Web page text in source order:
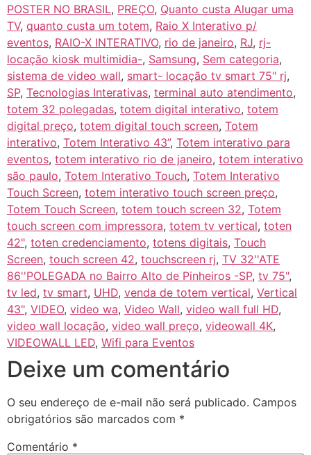
POSTER NO BRASIL, PREÇO, Quanto custa Alugar uma
TV, quanto custa um totem, Raio X Interativo p/
eventos, RAIO-X INTERATIVO, rio de janeiro, RJ, rj-
locação kiosk multimidia-, Samsung, Sem categoria,
sistema de video wall, smart- locação tv smart 75" rj,
SP, Tecnologias Interativas, terminal auto atendimento,
totem 32 polegadas, totem digital interativo, totem
digital preço, totem digital touch screen, Totem
interativo, Totem Interativo 43”, Totem interativo para
eventos, totem interativo rio de janeiro, totem interativo
são paulo, Totem Interativo Touch, Totem Interativo
Touch Screen, totem interativo touch screen preço,
Totem Touch Screen, totem touch screen 32, Totem
touch screen com impressora, totem tv vertical, toten
42", toten credenciamento, totens digitais, Touch
Screen, touch screen 42, touchscreen rj, TV 32''ATE
86''POLEGADA no Bairro‎ Alto de Pinheiros‎ -SP, tv 75",
tv led, tv smart, UHD, venda de totem vertical, Vertical
43", VIDEO, video wa, Video Wall, video wall full HD,
video wall locação, video wall preço, videowall 4K,
VIDEOWALL LED, Wifi para Eventos
Deixe um comentário
O seu endereço de e-mail não será publicado. Campos
obrigatórios são marcados com *
Comentário *